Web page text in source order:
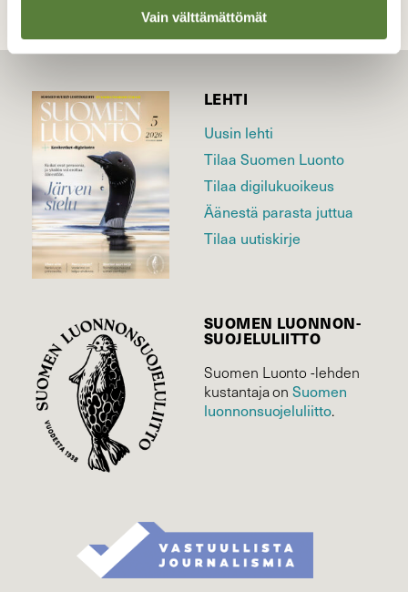
Vain välttämättömät
LEHTI
Uusin lehti
Tilaa Suomen Luonto
Tilaa digilukuoikeus
Äänestä parasta juttua
Tilaa uutiskirje
SUOMEN LUONNON­
SUOJELU­LIITTO
Suomen Luonto -lehden
kustantaja onSuomen
luonnonsuojelu­liitto.